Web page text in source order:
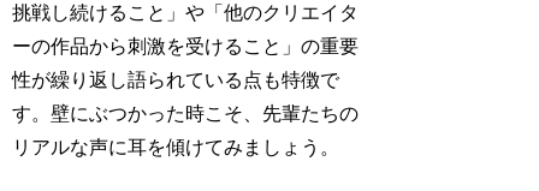
挑戦し続けること」や「他のクリエイタ
ーの作品から刺激を受けること」の重要
性が繰り返し語られている点も特徴で
す。壁にぶつかった時こそ、先輩たちの
リアルな声に耳を傾けてみましょう。